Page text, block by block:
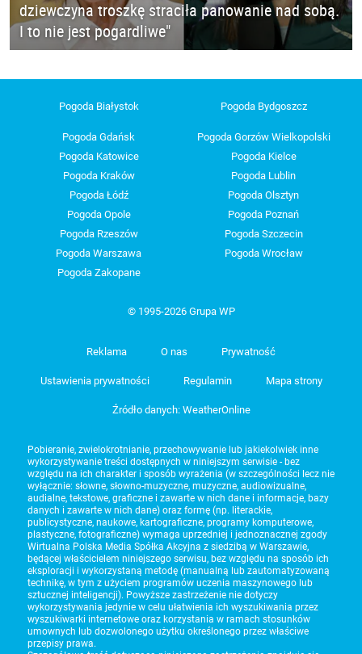
dziewczyna troszkę straciła panowanie nad sobą.
I to nie jest pogardliwe"
Pogoda Białystok Pogoda Bydgoszcz
Pogoda Gdańsk
Pogoda Gorzów Wielkopolski
Pogoda Katowice
Pogoda Kielce
Pogoda Kraków
Pogoda Lublin
Pogoda Łódź
Pogoda Olsztyn
Pogoda Opole
Pogoda Poznań
Pogoda Rzeszów
Pogoda Szczecin
Pogoda Warszawa
Pogoda Wrocław
Pogoda Zakopane
© 1995-2026 Grupa WP
Reklama O nas Prywatność
Ustawienia prywatności Regulamin Mapa strony
Źródło danych: WeatherOnline
Pobieranie, zwielokrotnianie, przechowywanie lub jakiekolwiek inne
wykorzystywanie treści dostępnych w niniejszym serwisie - bez
względu na ich charakter i sposób wyrażenia (w szczególności lecz nie
wyłącznie: słowne, słowno-muzyczne, muzyczne, audiowizualne,
audialne, tekstowe, graficzne i zawarte w nich dane i informacje, bazy
danych i zawarte w nich dane) oraz formę (np. literackie,
publicystyczne, naukowe, kartograficzne, programy komputerowe,
plastyczne, fotograficzne) wymaga uprzedniej i jednoznacznej zgody
Wirtualna Polska Media Spółka Akcyjna z siedzibą w Warszawie,
będącej właścicielem niniejszego serwisu, bez względu na sposób ich
eksploracji i wykorzystaną metodę (manualną lub zautomatyzowaną
technikę, w tym z użyciem programów uczenia maszynowego lub
sztucznej inteligencji). Powyższe zastrzeżenie nie dotyczy
wykorzystywania jedynie w celu ułatwienia ich wyszukiwania przez
wyszukiwarki internetowe oraz korzystania w ramach stosunków
umownych lub dozwolonego użytku określonego przez właściwe
przepisy prawa.